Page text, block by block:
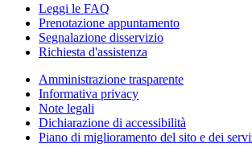
Leggi le FAQ
Prenotazione appuntamento
Segnalazione disservizio
Richiesta d'assistenza
Amministrazione trasparente
Informativa privacy
Note legali
Dichiarazione di accessibilità
Piano di miglioramento del sito e dei